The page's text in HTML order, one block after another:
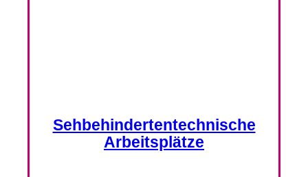
Sehbehindertentechnische
Arbeitsplätze